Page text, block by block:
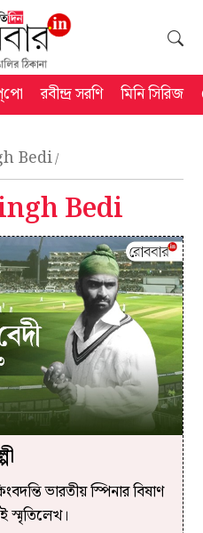
রবীন্দ্র সরণি মিনি সিরিজ
Bedi
Bedi
ভারতীয় স্পিনার বিষাণ
স্মৃতিলেখ।